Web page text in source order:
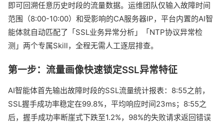
即可回溯任意历史时段的流量数据。运维团队仅输入故障时间
范围（8:00-10:00）和受影响的CA服务器IP，平台内置的AI智
能体就自动匹配了「SSL业务异常分析」「NTP协议异常检
测」两个专属Skill，全程无需人工逐层排查。
第一步：流量画像快速锁定SSL异常特征
AI智能体首先输出故障时段的SSL流量统计报表：8:55之前，
SSL握手成功率稳定在99.8%，平均响应时间23ms；8:55之
后，握手成功率断崖式下跌至1.2%，98%的失败请求返回错误